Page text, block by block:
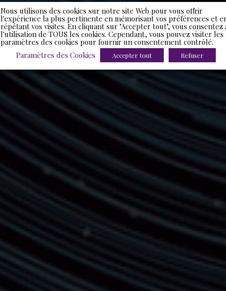
Nous utilisons des cookies sur notre site Web pour vous offrir
l'expérience la plus pertinente en mémorisant vos préférences et
répétant vos visites. En cliquant sur "Accepter tout", vous consentez
l'utilisation de TOUS les cookies. Cependant, vous pouvez visiter les
paramètres des cookies pour fournir un consentement contrôlé.
Paramètres des Cookies
Accepter tout Refuser